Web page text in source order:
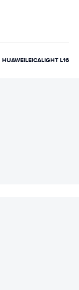
HUAWEILEICALIGHT L16